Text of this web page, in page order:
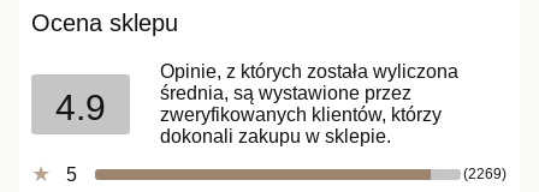
Ocena sklepu
4.9
Opinie, z których została wyliczona
średnia, są wystawione przez
zweryfikowanych klientów, którzy
dokonali zakupu w sklepie.
5
(2269)